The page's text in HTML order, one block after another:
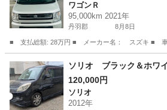
ワゴンＲ
95,000km 2021年
丹羽郡 8月8日
■ 支払総額: 28万円 ■ メーカー名： スズキ ■
愛知 丹羽郡 ワゴンＲ
ソリオ ブラック＆ホワ
120,000円
ソリオ
2012年